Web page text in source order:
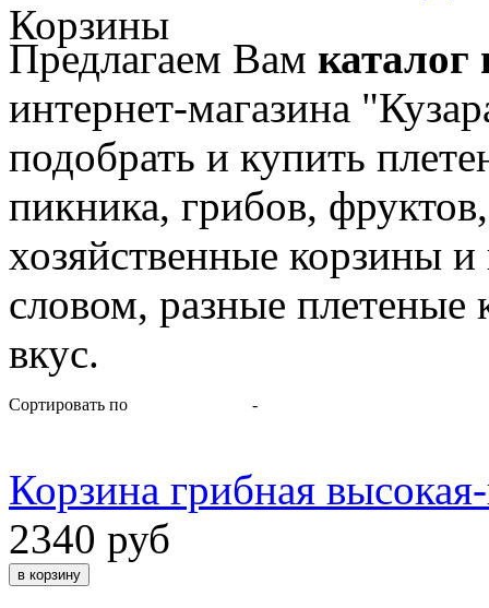
Корзины
Предлагаем Вам каталог
интернет-магазина
подобрать и купить
пикника, грибов,
хозяйственные корзины
словом, разные
вкус.
Сортировать по -
Корзина грибная
2340 руб